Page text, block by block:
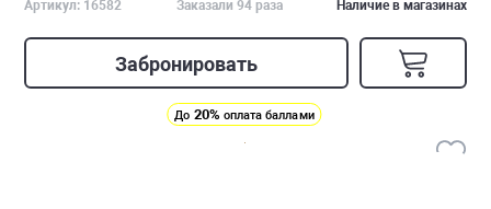
Артикул: 16582 Заказали 94 раза Наличие в магазинах
Забронировать
До 20% оплата баллами